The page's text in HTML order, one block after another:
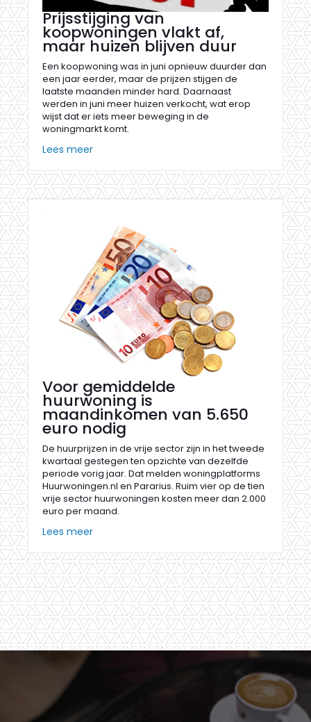
Prijsstijging van
koopwoningen vlakt af,
maar huizen blijven duur
Een koopwoning was in juni opnieuw duurder dan
een jaar eerder, maar de prijzen stijgen de
laatste maanden minder hard. Daarnaast
werden in juni meer huizen verkocht, wat erop
wijst dat er iets meer beweging in de
woningmarkt komt.
Lees meer
Voor gemiddelde
huurwoning is
maandinkomen van 5.650
euro nodig
De huurprijzen in de vrije sector zijn in het tweede
kwartaal gestegen ten opzichte van dezelfde
periode vorig jaar. Dat melden woningplatforms
Huurwoningen.nl en Pararius. Ruim vier op de tien
vrije sector huurwoningen kosten meer dan 2.000
euro per maand.
Lees meer